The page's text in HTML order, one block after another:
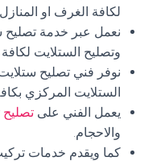
لكافة الغرف او
نعمل عبر خدمة
وتصليح الستلايت لكافة
الستلايت المركزي
يعمل الفني على تصليح
والاحجام.
كما ويقدم خدمات